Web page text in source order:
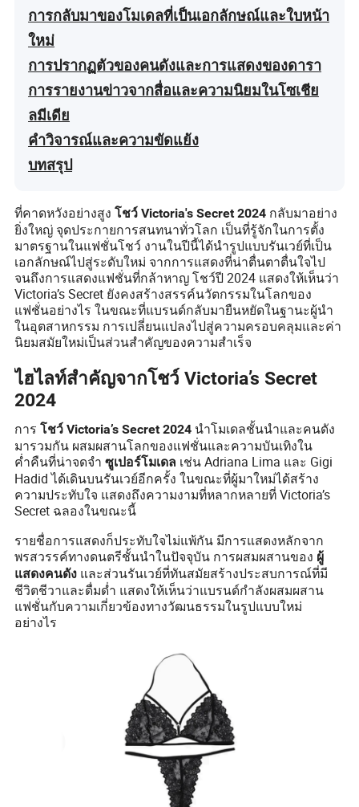
การกลับมาของโมเดลที่เป็นเอกลักษณ์และใบหน้า
ใหม่
การปรากฏตัวของคนดังและการแสดงของดารา
การรายงานข่าวจากสื่อและความนิยมในโซเชีย
ลมีเดีย
คำวิจารณ์และความขัดแย้ง
บทสรุป
ที่คาดหวังอย่างสูงโชว์ Victoria's Secret 2024 กลับมาอย่าง
ยิ่งใหญ่ จุดประกายการสนทนาทั่วโลก เป็นที่รู้จักในการตั้ง
มาตรฐานในแฟชั่นโชว์ งานในปีนี้ได้นำรูปแบบรันเวย์ที่เป็น
เอกลักษณ์ไปสู่ระดับใหม่ จากการแสดงที่น่าตื่นตาตื่นใจไป
จนถึงการแสดงแฟชั่นที่กล้าหาญ โชว์ปี 2024 แสดงให้เห็นว่า
Victoria’s Secret ยังคงสร้างสรรค์นวัตกรรมในโลกของ
แฟชั่นอย่างไร ในขณะที่แบรนด์กลับมายืนหยัดในฐานะผู้นำ
ในอุตสาหกรรม การเปลี่ยนแปลงไปสู่ความครอบคลุมและค่า
นิยมสมัยใหม่เป็นส่วนสำคัญของความสำเร็จ
ไฮไลท์สำคัญจากโชว์ Victoria’s Secret
2024
การโชว์ Victoria’s Secret 2024 นำโมเดลชั้นนำและคนดัง
มารวมกัน ผสมผสานโลกของแฟชั่นและความบันเทิงใน
ค่ำคืนที่น่าจดจำซูเปอร์โมเดล เช่น Adriana Lima และ Gigi
Hadid ได้เดินบนรันเวย์อีกครั้ง ในขณะที่ผู้มาใหม่ได้สร้าง
ความประทับใจ แสดงถึงความงามที่หลากหลายที่ Victoria’s
Secret ฉลองในขณะนี้
รายชื่อการแสดงก็ประทับใจไม่แพ้กัน มีการแสดงหลักจาก
พรสวรรค์ทางดนตรีชั้นนำในปัจจุบัน การผสมผสานของ ผู้
แสดงคนดัง และส่วนรันเวย์ที่ทันสมัยสร้างประสบการณ์ที่มี
ชีวิตชีวาและดื่มด่ำ แสดงให้เห็นว่าแบรนด์กำลังผสมผสาน
แฟชั่นกับความเกี่ยวข้องทางวัฒนธรรมในรูปแบบใหม่
อย่างไร